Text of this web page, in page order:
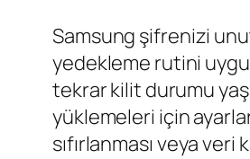
Samsung şifrenizi
yedekleme rutini
tekrar kilit durumu
yüklemeleri için
sıfırlanması veya